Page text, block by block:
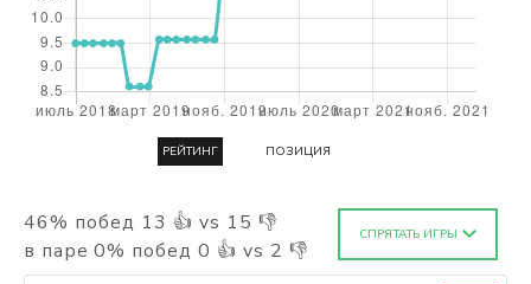
46% побед 13 👍 vs 15 👎
в паре 0% побед 0 👍 vs 2 👎
СПРЯТАТЬ ИГРЫ
РЕЙТИНГ ПОЗИЦИЯ